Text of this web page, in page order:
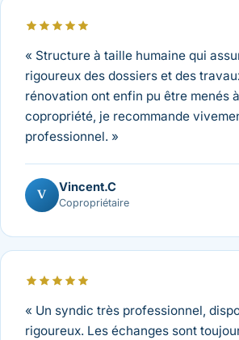
« Structure à taille humaine qui
rigoureux des dossiers et des
rénovation ont enfin pu être menés
copropriété, je recommande
professionnel. »
V
Vincent.C
Copropriétaire
« Un syndic très professionnel,
rigoureux. Les échanges sont